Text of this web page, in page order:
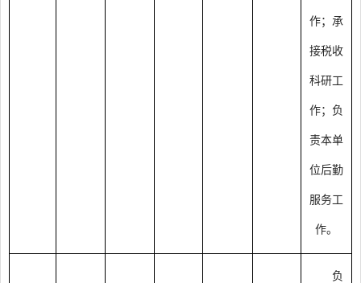
作；承
接税收
科研工
作；负
责本单
位后勤
服务工
作。
负